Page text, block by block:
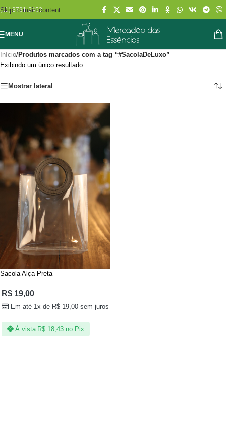
Skip to main content
(11) 3731-2452
MENU
Início/Produtos marcados com a tag “#SacolaDeLuxo”
Exibindo um único resultado
Mostrar lateral
Sacola Alça Preta
R$19,00
Em até 1x de R$ 19,00 sem juros
À vista R$ 18,43 no Pix